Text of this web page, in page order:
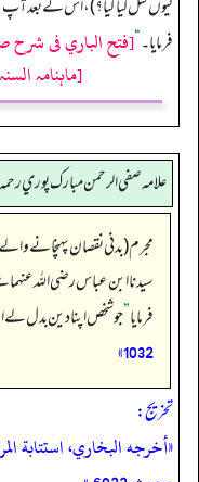
کیوں قتل کیا گیا؟)، اس کے بعد
فرمایا۔“[فتح الباري فى شرح
[ماہنامہ السنہ جہلم،
علامه صفي الرحمن مبارك پوري رحمه
مجرم (بدنی نقصان پہنچانے
سیدنا ابن عباس رضی اللہ
فرمایا”جو شخص اپنا دین بدل
1032»
تخریج:
«أخرجه البخاري، استتابة